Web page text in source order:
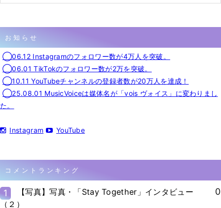
お知らせ
◯06.12 Instagramのフォロワー数が4万人を突破。
◯06.01 TikTokのフォロワー数が2万を突破。
◯10.11 YouTubeチャンネルの登録者数が20万人を達成！
◯25.08.01 MusicVoiceは媒体名が「vois ヴォイス」に変わりまし
た。
Instagram YouTube
コメントランキング
1
【写真】写真・「Stay Together」インタビュー
（２）
0